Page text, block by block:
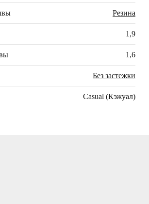
Резина
1,9
1,6
Без застежки
Casual (Кэжуал)